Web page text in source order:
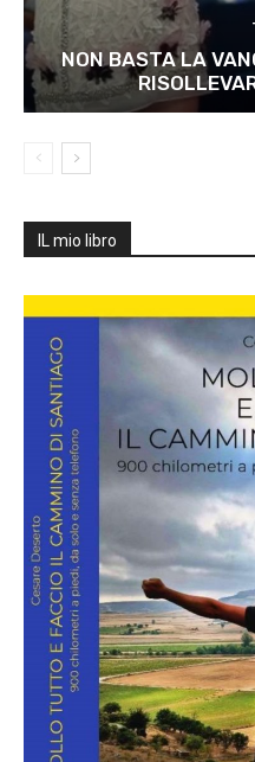
NON BASTA LA
IL mio libro